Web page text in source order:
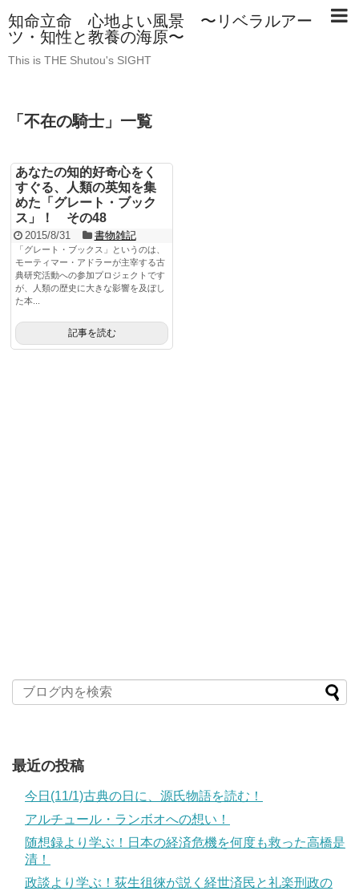
知命立命 心地よい風景 〜リベラルアー
ツ・知性と教養の海原〜
This is THE Shutou's SIGHT
「 不在の騎士 」 一覧
あなたの知的好奇心をく
すぐる、人類の英知を集
めた「グレート・ブック
ス」！ その48
2015/8/31 書物雑記
「グレート・ブックス」というのは、
モーティマー・アドラーが主宰する古
典研究活動への参加プロジェクトです
が、人類の歴史に大きな影響を及ぼし
た本...
記事を読む
最近の投稿
今日(11/1)古典の日に、源氏物語を読む！
アルチュール・ランボオへの想い！
随想録より学ぶ！日本の経済危機を何度も救った高橋是
清！
政談より学ぶ！荻生徂徠が説く経世済民と礼楽刑政の